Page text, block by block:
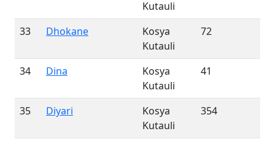
Kutauli
33 Dhokane
Kosya
Kutauli
72
34 Dina
Kosya
Kutauli
41
35 Diyari
Kosya
Kutauli
354